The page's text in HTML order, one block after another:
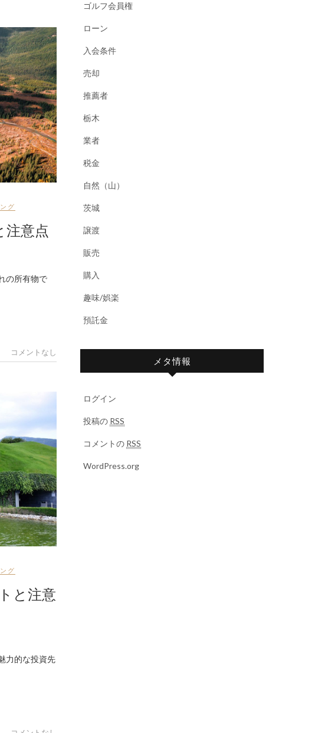
グ
注意点
の所有物で
コメントなし
グ
と注意
力的な投資先
ゴルフ会員権
ローン
入会条件
売却
推薦者
栃木
業者
税金
自然（山）
茨城
譲渡
販売
購入
趣味/娯楽
預託金
メタ情報
ログイン
投稿の RSS
コメントの RSS
WordPress.org